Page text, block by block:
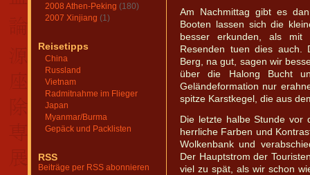
2008 Athen-Peking (180)
2007 Xinjiang (1)
Reisetipps
China
Russland
Vietnam
Radmitnahme im Flieger
Japan
Myanmar/Burma
Gepäck und Packlisten
RSS
Beiträge per RSS abonnieren
Am Nachmittag gibt es
Booten lassen sich die
besser erkunden, als
Resenden tuen dies auch.
Berg, na gut, sagen wir
über die Halong Bucht
Geländeformation nur
spitze Karstkegel, die aus
Die letzte halbe Stunde vor
herrliche Farben und
Wolkenbank und
Der Hauptstrom der
viel zu spät, als wir schon